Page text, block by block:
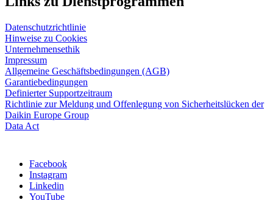
Datenschutzrichtlinie
Hinweise zu Cookies
Unternehmensethik
Impressum
Allgemeine Geschäftsbedingungen (AGB)
Garantiebedingungen
Definierter Supportzeitraum
Richtlinie zur Meldung und Offenlegung von Sicherheitslücken der
Daikin Europe Group
Data Act
Facebook
Instagram
Linkedin
YouTube